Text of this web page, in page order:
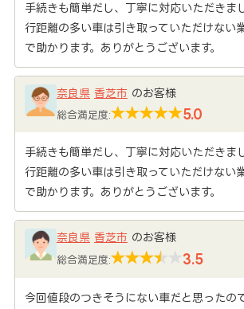
手続きも簡単だし、丁寧に対応いただきま
行距離の多い車は引き取っていただけない
で助かります。ありがとうございます。
奈良県 香芝市 のお客様
総合満足度: 5.0
手続きも簡単だし、丁寧に対応いただきま
行距離の多い車は引き取っていただけない
で助かります。ありがとうございます。
奈良県 香芝市 のお客様
総合満足度: 3.5
今回値段のつきそうにない車だと思ったの